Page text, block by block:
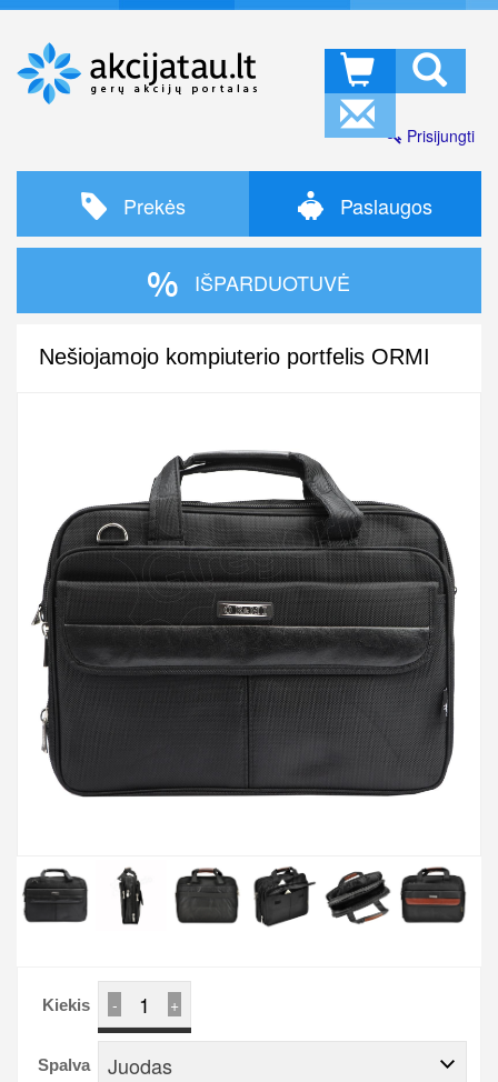
Prisijungti
Prekės Paslaugos
IŠPARDUOTUVĖ
Nešiojamojo kompiuterio portfelis ORMI
Kiekis - +
Spalva Juodas